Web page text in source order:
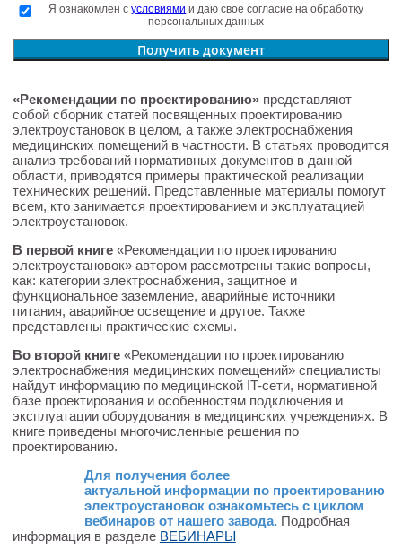
Я ознакомлен сусловиями и даю свое согласие на обработку
персональных данных
Получить документ
«Рекомендации по проектированию»представляют
собой сборник статей посвященных проектированию
электроустановок в целом, а также электроснабжения
медицинских помещений в частности. В статьях проводится
анализ требований нормативных документов в данной
области, приводятся примеры практической реализации
технических решений. Представленные материалы помогут
всем, кто занимается проектированием и эксплуатацией
электроустановок.
В первой книге«Рекомендации по проектированию
электроустановок» автором рассмотрены такие вопросы,
как: категории электроснабжения, защитное и
функциональное заземление, аварийные источники
питания, аварийное освещение и другое. Также
представлены практические схемы.
Во второй книге«Рекомендации по проектированию
электроснабжения медицинских помещений» специалисты
найдут информацию по медицинской IT-сети, нормативной
базе проектирования и особенностям подключения и
эксплуатации оборудования в медицинских учреждениях. В
книге приведены многочисленные решения по
проектированию.
Для получения более
актуальной информации по проектированию
электроустановок ознакомьтесь с циклом
вебинаров от нашего завода. Подробная
информация в разделе ВЕБИНАРЫ